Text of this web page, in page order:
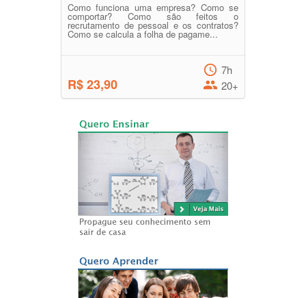
Como funciona uma empresa? Como se
comportar? Como são feitos o
recrutamento de pessoal e os contratos?
Como se calcula a folha de pagame...
R$ 23,90
7h
20+